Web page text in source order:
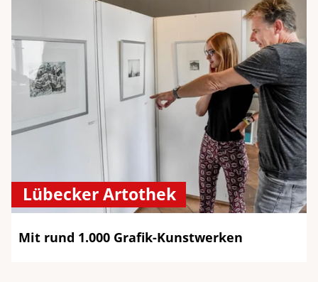
Lübecker Artothek
Mit rund 1.000 Grafik-Kunstwerken